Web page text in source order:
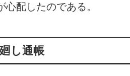
心配したのである。
し通帳